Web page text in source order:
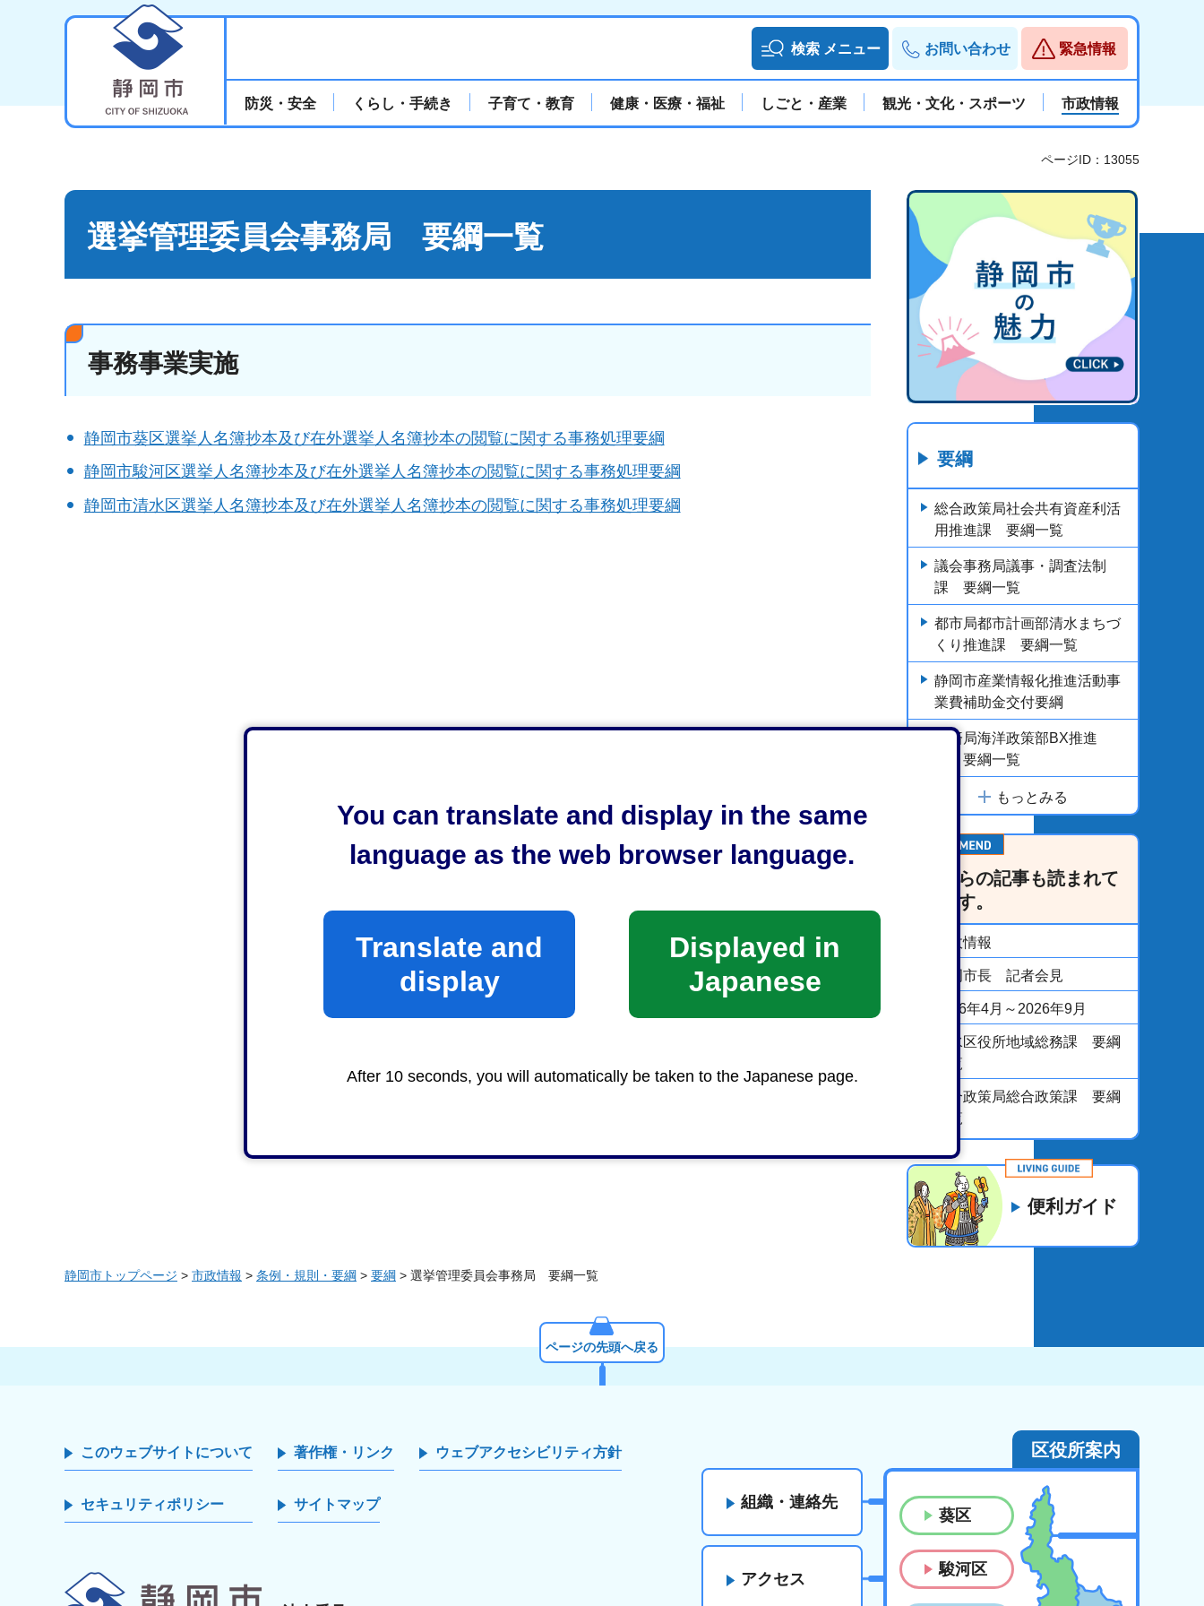
You can translate and display in the same
language as the web browser language.
Translate and
display
Displayed in
Japanese
After 10 seconds, you will automatically be taken to the Japanese page.
検索 メニュー お問い合わせ 緊急情報
防災・安全 くらし・手続き 子育て・教育 健康・医療・福祉 しごと・産業 観光・文化・スポーツ 市政情報
ページID：13055
選挙管理委員会事務局 要綱一覧
事務事業実施
静岡市葵区選挙人名簿抄本及び在外選挙人名簿抄本の閲覧に関する事務処理要綱
静岡市駿河区選挙人名簿抄本及び在外選挙人名簿抄本の閲覧に関する事務処理要綱
静岡市清水区選挙人名簿抄本及び在外選挙人名簿抄本の閲覧に関する事務処理要綱
要綱
総合政策局社会共有資産利活
用推進課 要綱一覧
議会事務局議事・調査法制
課 要綱一覧
都市局都市計画部清水まちづ
くり推進課 要綱一覧
静岡市産業情報化推進活動事
業費補助金交付要綱
経済局海洋政策部BX推進
課 要綱一覧
もっとみる
こちらの記事も読まれて
います。
市政情報
静岡市長 記者会見
2026年4月～2026年9月
清水区役所地域総務課 要綱
一覧
総合政策局総合政策課 要綱
一覧
便利ガイド
静岡市トップページ > 市政情報 > 条例・規則・要綱 > 要綱 > 選挙管理委員会事務局 要綱一覧
ページの先頭へ戻る
このウェブサイトについて 著作権・リンク ウェブアクセシビリティ方針
セキュリティポリシー サイトマップ 組織・連絡先
アクセス
区役所案内
葵区
駿河区